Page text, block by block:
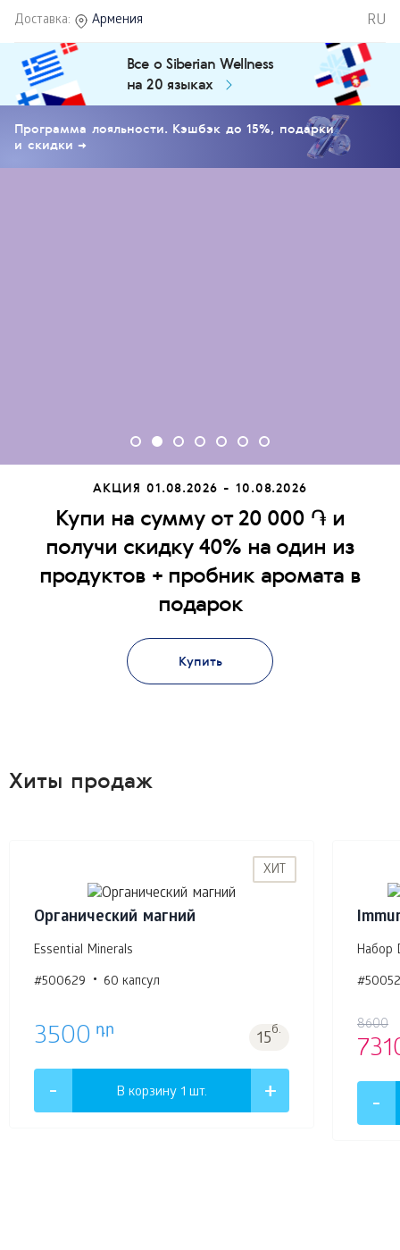
Доставка: Армения RU
Все о Siberian Wellness
на 20 языках
Программа лояльности. Кэшбэк до 15%, подарки
и скидки →
АКЦИЯ 01.08.2026 - 10.08.2026
Купи на сумму от 20 000 ֏ и
получи скидку 40% на один из
продуктов + пробник аромата в
подарок
Купить
Хиты продаж
ХИТ
Органический магний
Essential Minerals
#500629 60 капсул
3500 դր 15б.
В корзину 1 шт.
Набор
8600